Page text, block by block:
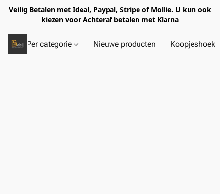
Veilig Betalen met Ideal, Paypal, Stripe of Mollie. U kun ook
kiezen voor Achteraf betalen met Klarna
Per categorie Nieuwe producten Koopjeshoek